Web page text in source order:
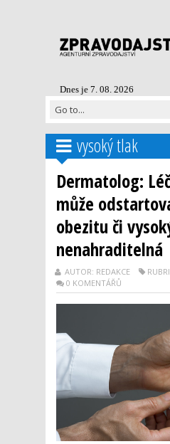
Dnes je 7. 08. 2026
vysoký tlak
Dermatolog:
může
obezitu či
nenahraditelná
AUTOR: REDAKCE
0 KOMENTÁŘŮ